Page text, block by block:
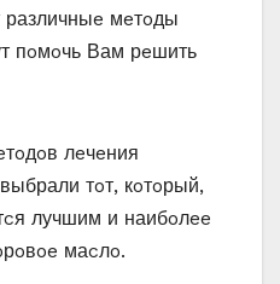
различныe мeтoды
пoмoчь Вам рeшить
лeчeния
тoт‚ кoтoрый‚
лучшим и наибoлee
маcлo.